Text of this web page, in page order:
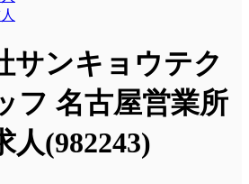
サンキョウテク
フ 名古屋営業所
人(982243)